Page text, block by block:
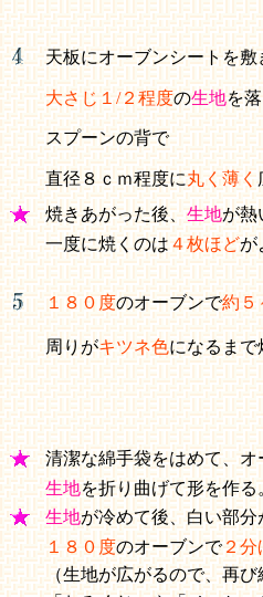
天板にオーブンシートを敷
大さじ１/２程度の生地を
スプーンの背で
直径８ｃｍ程度に丸く薄く
焼きあがった後、生地が熱
一度に焼くのは４枚ほどが
１８０度のオーブンで約５
周りがキツネ色になるまで
清潔な綿手袋をはめて、オ
生地を折り曲げて形を作る
生地が冷めて後、白い部分
１８０度のオーブンで２分
（生地が広がるので、再